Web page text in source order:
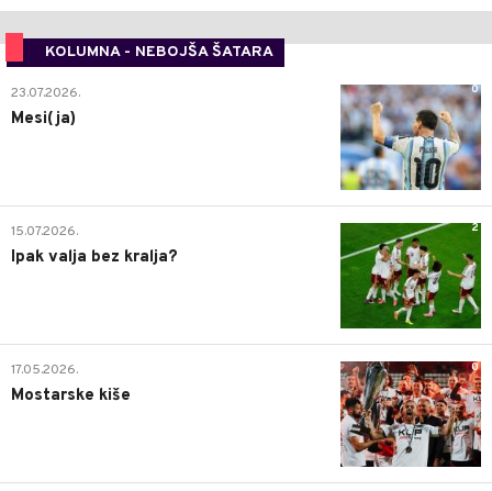
KOLUMNA - NEBOJŠA ŠATARA
0
23.07.2026.
Mesi(ja)
2
15.07.2026.
Ipak valja bez kralja?
0
17.05.2026.
Mostarske kiše